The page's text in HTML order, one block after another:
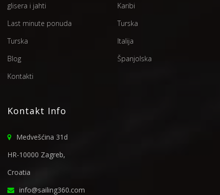
glisera i jahti
Last minute ponuda
Turska
Blog
Kontakti
Karibi
Turska
Italija
Španjolska
Kontakt Info
Medvešćina 31d
HR-10000 Zagreb,
Croatia
info@sailing360.com